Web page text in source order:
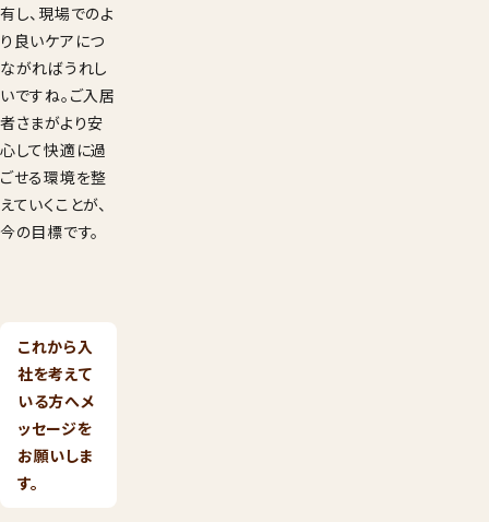
有し、現場でのよ
り良いケアにつ
ながればうれし
いですね。ご入居
者さまがより安
心して快適に過
ごせる環境を整
えていくことが、
今の目標です。
これから入
社を考えて
いる方へメ
ッセージを
お願いしま
す。